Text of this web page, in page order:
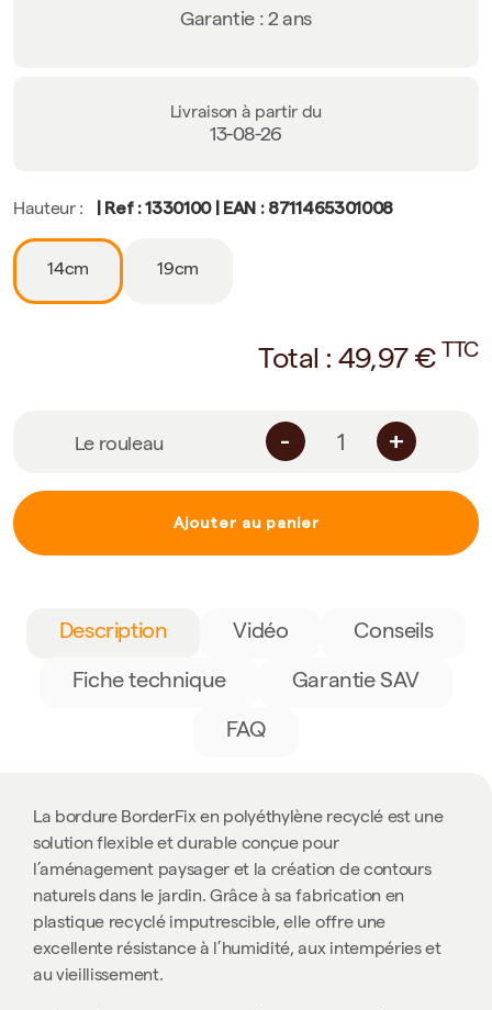
Garantie : 2 ans
Livraison à partir du
13-08-26
Hauteur : | Ref : 1330100 | EAN : 8711465301008
14cm 19cm
Total :49,97 € TTC
Le rouleau - +
Ajouter au panier
Description Vidéo Conseils
Fiche technique Garantie SAV
FAQ
La bordure BorderFix en polyéthylène recyclé est une
solution flexible et durable conçue pour
l’aménagement paysager et la création de contours
naturels dans le jardin. Grâce à sa fabrication en
plastique recyclé imputrescible, elle offre une
excellente résistance à l’humidité, aux intempéries et
au vieillissement.